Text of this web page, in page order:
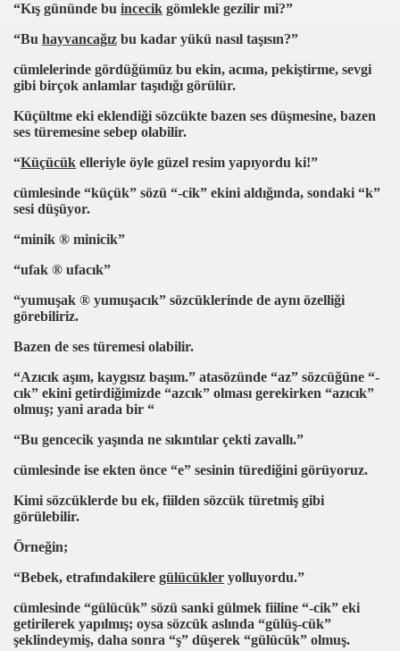
“Kış gününde bu incecik gömlekle gezilir mi?”
“Bu hayvancağız bu kadar yükü nasıl taşısın?”
cümlelerinde gördüğümüz bu ekin, acıma, pekiştirme, sevgi
gibi birçok anlamlar taşıdığı görülür.
Küçültme eki eklendiği sözcükte bazen ses düşmesine, bazen
ses türemesine sebep olabilir.
“Küçücük elleriyle öyle güzel resim yapıyordu ki!”
cümlesinde “küçük” sözü “-cik” ekini aldığında, sondaki “k”
sesi düşüyor.
“minik ® minicik”
“ufak ® ufacık”
“yumuşak ® yumuşacık” sözcüklerinde de aynı özelliği
görebiliriz.
Bazen de ses türemesi olabilir.
“Azıcık aşım, kaygısız başım.” atasözünde “az” sözcüğüne “-
cık” ekini getirdiğimizde “azcık” olması gerekirken “azıcık”
olmuş; yani arada bir “
“Bu gencecik yaşında ne sıkıntılar çekti zavallı.”
cümlesinde ise ekten önce “e” sesinin türediğini görüyoruz.
Kimi sözcüklerde bu ek, fiilden sözcük türetmiş gibi
görülebilir.
Örneğin;
“Bebek, etrafındakilere gülücükler yolluyordu.”
cümlesinde “gülücük” sözü sanki gülmek fiiline “-cik” eki
getirilerek yapılmış; oysa sözcük aslında “gülüş-cük”
şeklindeymiş, daha sonra “ş” düşerek “gülücük” olmuş.
işlemi